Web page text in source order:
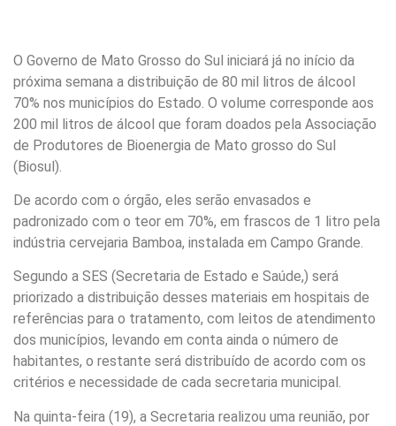
O Governo de Mato Grosso do Sul iniciará já no início da
próxima semana a distribuição de 80 mil litros de álcool
70% nos municípios do Estado. O volume corresponde aos
200 mil litros de álcool que foram doados pela Associação
de Produtores de Bioenergia de Mato grosso do Sul
(Biosul).
De acordo com o órgão, eles serão envasados e
padronizado com o teor em 70%, em frascos de 1 litro pela
indústria cervejaria Bamboa, instalada em Campo Grande.
Segundo a SES (Secretaria de Estado e Saúde,) será
priorizado a distribuição desses materiais em hospitais de
referências para o tratamento, com leitos de atendimento
dos municípios, levando em conta ainda o número de
habitantes, o restante será distribuído de acordo com os
critérios e necessidade de cada secretaria municipal.
Na quinta-feira (19), a Secretaria realizou uma reunião, por